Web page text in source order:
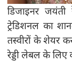
डिजाइनर
ट्रेडिशनल का
तस्वीरों के शेयर
रेड्डी लेबल के लिए